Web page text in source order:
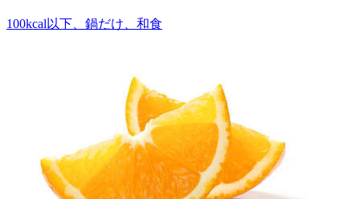
100kcal以下、鍋だけ、和食